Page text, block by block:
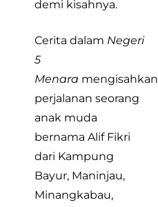
demi kisahnya.
Cerita dalam Negeri
5
Menara mengisahkan
perjalanan seorang
anak muda
bernama Alif Fikri
dari Kampung
Bayur, Maninjau,
Minangkabau,